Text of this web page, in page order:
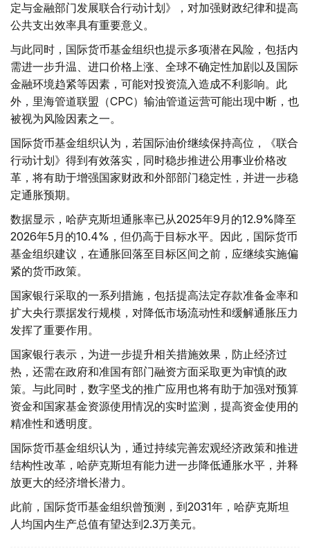
定与金融部门发展联合行动计划》，对加强财政纪律和提高
公共支出效率具有重要意义。
与此同时，国际货币基金组织也提示多项潜在风险，包括内
需进一步升温、进口价格上涨、全球不确定性加剧以及国际
金融环境趋紧等因素，可能对投资流入造成不利影响。此
外，里海管道联盟（CPC）输油管道运营可能出现中断，也
被视为风险因素之一。
国际货币基金组织认为，若国际油价继续保持高位，《联合
行动计划》得到有效落实，同时稳步推进公用事业价格改
革，将有助于增强国家财政和外部部门稳定性，并进一步稳
定通胀预期。
数据显示，哈萨克斯坦通胀率已从2025年9月的12.9%降至
2026年5月的10.4%，但仍高于目标水平。因此，国际货币
基金组织建议，在通胀回落至目标区间之前，应继续实施偏
紧的货币政策。
国家银行采取的一系列措施，包括提高法定存款准备金率和
扩大央行票据发行规模，对降低市场流动性和缓解通胀压力
发挥了重要作用。
国家银行表示，为进一步提升相关措施效果，防止经济过
热，还需在政府和准国有部门融资方面采取更为审慎的政
策。与此同时，数字坚戈的推广应用也将有助于加强对预算
资金和国家基金资源使用情况的实时监测，提高资金使用的
精准性和透明度。
国际货币基金组织认为，通过持续完善宏观经济政策和推进
结构性改革，哈萨克斯坦有能力进一步降低通胀水平，并释
放更大的经济增长潜力。
此前，国际货币基金组织曾预测，到2031年，哈萨克斯坦
人均国内生产总值有望达到2.3万美元。